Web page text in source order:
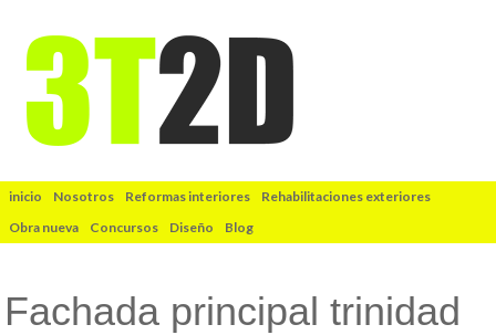
inicio Nosotros Reformas interiores
Rehabilitaciones exteriores
Obra nueva
Concursos Diseño Blog
Fachada principal trinidad